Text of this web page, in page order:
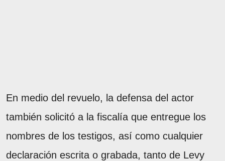
En medio del revuelo, la defensa del actor
también solicitó a la fiscalía que entregue los
nombres de los testigos, así como cualquier
declaración escrita o grabada, tanto de Levy